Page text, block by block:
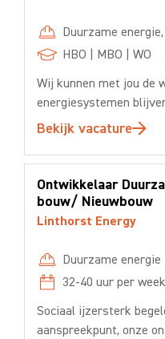
Duurzame energie,
HBO | MBO | WO
Wij kunnen met jou de
energiesystemen
Bekijk vacature
Ontwikkelaar
bouw/ Nieuwbouw
Linthorst Energy
Duurzame energie
32-40 uur per week
Sociaal ijzersterk
aanspreekpunt, onze